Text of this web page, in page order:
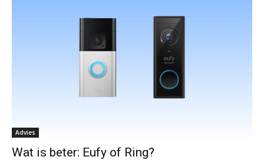
Advies
Wat is beter: Eufy of Ring?